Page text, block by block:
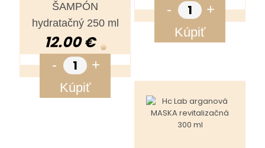
ŠAMPÓN
hydratačný 250 ml
12.00 €
- +
Kúpiť
- +
Kúpiť